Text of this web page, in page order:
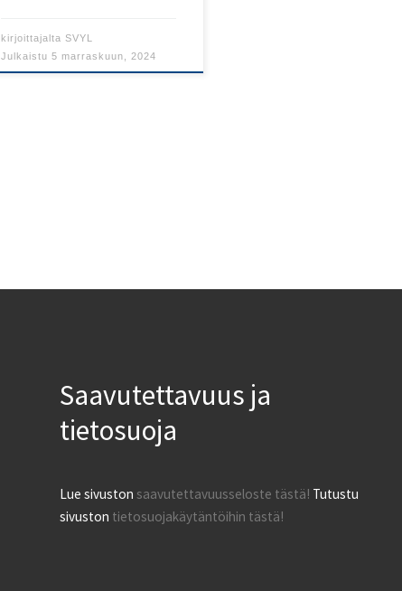
kirjoittajaltaSVYL
Julkaistu5 marraskuun, 2024
Saavutettavuus ja
tietosuoja
Lue sivuston saavutettavuusseloste tästä! Tutustu
sivuston tietosuojakäytäntöihin tästä!